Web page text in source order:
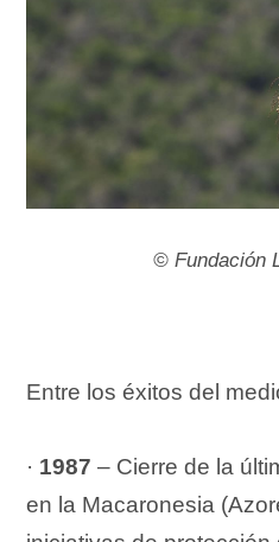
© Fundación
Entre los éxitos del
· 1987 – Cierre de la
en la Macaronesia